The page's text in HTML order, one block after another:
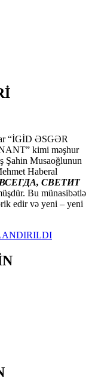
“İGİD ƏSGƏR
kimi məşhur
Şahin Musaoğlunun
Haberal
СВЕТИТ
Bu münasibətlə
edir və yeni – yeni